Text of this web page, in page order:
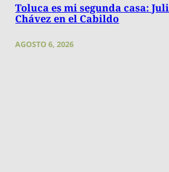
Toluca es mi segunda casa:
Chávez en el Cabildo
AGOSTO 6, 2026